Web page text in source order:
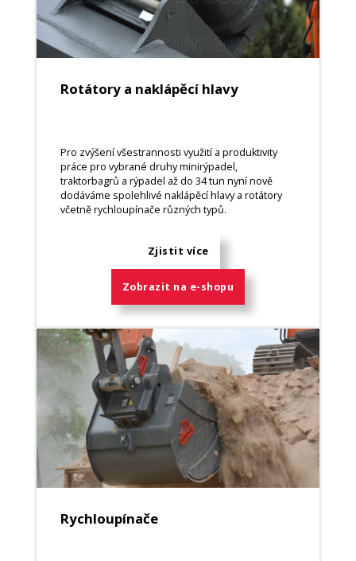
Rotátory a naklápěcí hlavy
Pro zvýšení všestrannosti využití a produktivity
práce pro vybrané druhy minirýpadel,
traktorbagrů a rýpadel až do 34 tun nyní nově
dodáváme spolehlivé naklápěcí hlavy a rotátory
včetně rychloupínače různých typů.
Zjistit více
Zobrazit na e-shopu
Rychloupínače